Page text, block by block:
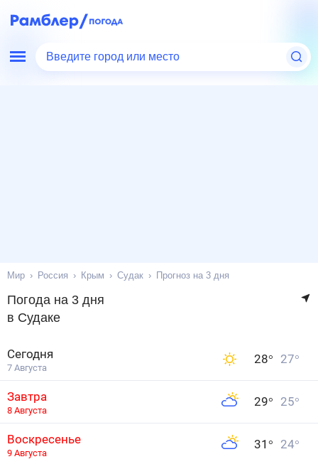
Введите город или место
Мир Россия Крым Судак Прогноз на 3 дня
Погода на 3 дня
в Судаке
Сегодня
7 Августа
28° 27°
Завтра
8 Августа
29° 25°
Воскресенье
9 Августа
31 ° 24°